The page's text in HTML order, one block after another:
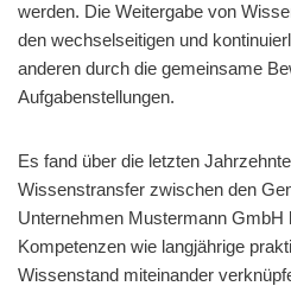
werden. Die Weitergabe von
den wechselseitigen und
anderen durch die gemeinsame
Aufgabenstellungen.
Es fand über die letzten
Wissenstransfer zwischen den
Unternehmen Mustermann
Kompetenzen wie langjährige
Wissenstand miteinander